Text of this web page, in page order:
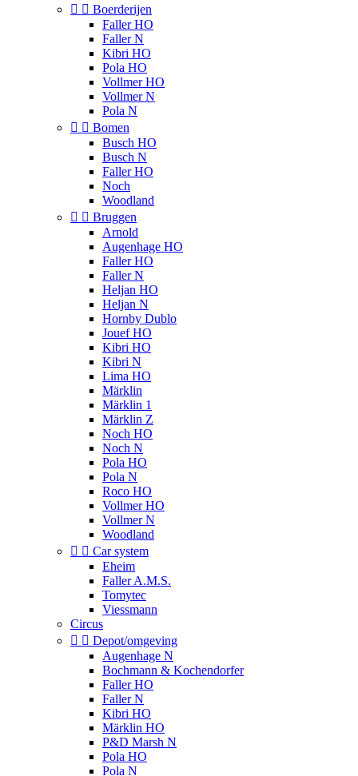
  Boerderijen
Faller HO
Faller N
Kibri HO
Pola HO
Vollmer HO
Vollmer N
Pola N
  Bomen
Busch HO
Busch N
Faller HO
Noch
Woodland
  Bruggen
Arnold
Augenhage HO
Faller HO
Faller N
Heljan HO
Heljan N
Hornby Dublo
Jouef HO
Kibri HO
Kibri N
Lima HO
Märklin
Märklin 1
Märklin Z
Noch HO
Noch N
Pola HO
Pola N
Roco HO
Vollmer HO
Vollmer N
Woodland
  Car system
Eheim
Faller A.M.S.
Tomytec
Viessmann
Circus
  Depot/omgeving
Augenhage N
Bochmann & Kochendorfer
Faller HO
Faller N
Kibri HO
Märklin HO
P&D Marsh N
Pola HO
Pola N